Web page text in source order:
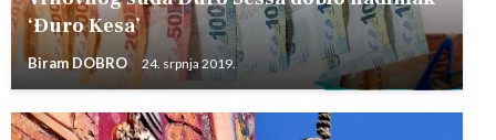
‘Đuro Kesa’
Biram DOBRO 24. srpnja 2019.